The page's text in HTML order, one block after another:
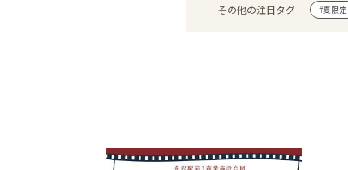
その他の注目タグ #夏限定